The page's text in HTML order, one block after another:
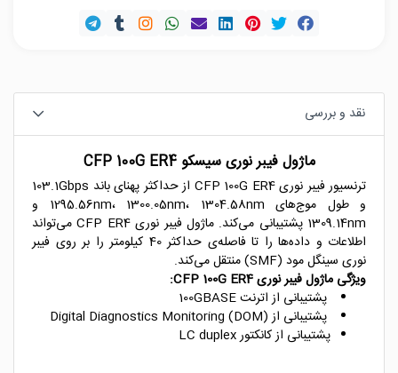
نقد و بررسی
ماژول فیبر نوری سیسکو CFP 100G ER4
ترنسیور فیبر نوری CFP 100G ER4 از حداکثر پهنای باند 103.1Gbps
و طول موج‌های 1295.56nm، 1300.05nm، 1304.58nm و
1309.14nm پشتیبانی می‌کند. ماژول فیبر نوری CFP ER4 می‌تواند
اطلاعات و داده‌ها را تا فاصله‌ی حداکثر 40 کیلومتر را بر روی فیبر
نوری سینگل مود (SMF) منتقل می‌کند.
ویژگی ماژول فیبر نوری CFP 100G ER4:
پشتیبانی از اترنت 100GBASE
پشتیبانی از Digital Diagnostics Monitoring (DOM)
پشتیبانی از کانکتور LC duplex